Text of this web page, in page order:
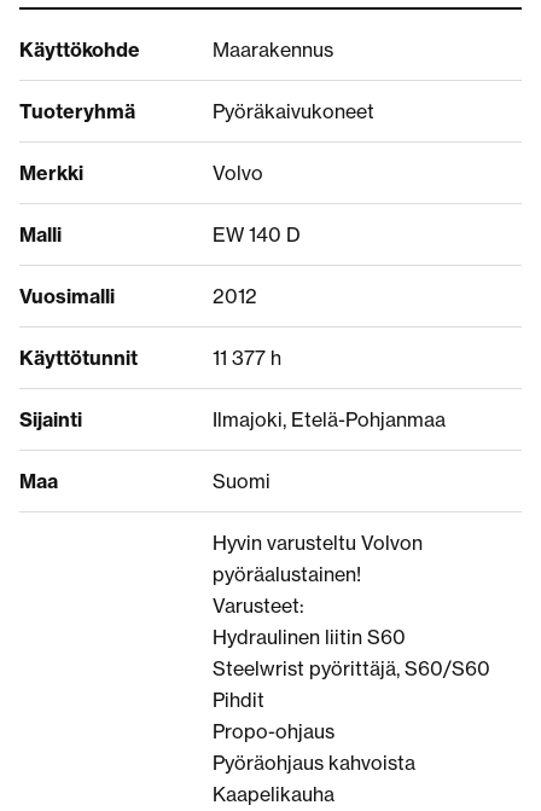
Käyttökohde Maarakennus
Tuoteryhmä Pyöräkaivukoneet
Merkki Volvo
Malli EW 140 D
Vuosimalli 2012
Käyttötunnit 11 377 h
Sijainti Ilmajoki, Etelä-Pohjanmaa
Maa Suomi
Hyvin varusteltu Volvon
pyöräalustainen!
Varusteet:
Hydraulinen liitin S60
Steelwrist pyörittäjä, S60/S60
Pihdit
Propo-ohjaus
Pyöräohjaus kahvoista
Kaapelikauha